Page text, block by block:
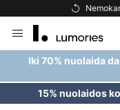
Nemokamas
to
Content
Iki 70% nuolaida
15% nuolaidos